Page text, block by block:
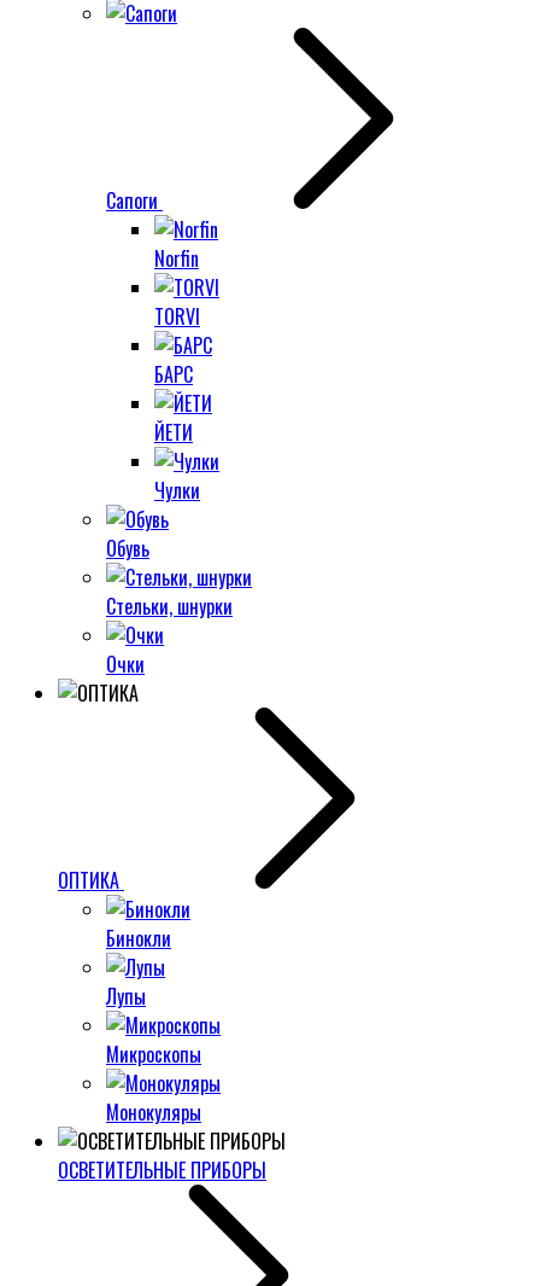
Сапоги
Norfin
TORVI
БАРС
ЙЕТИ
Чулки
Обувь
Стельки, шнурки
Очки
ОПТИКА
Бинокли
Лупы
Микроскопы
Монокуляры
ОСВЕТИТЕЛЬНЫЕ ПРИБОРЫ